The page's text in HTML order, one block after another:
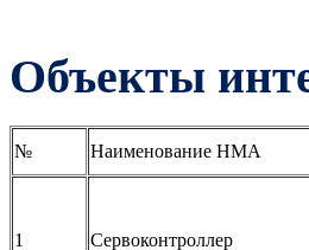
Объекты
№ Наименование НМА
1 Сервоконтроллер